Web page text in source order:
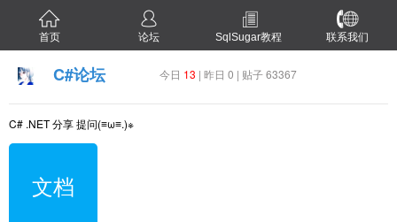
首页 论坛 SqlSugar教程 联系我们
C#论坛 今日 13 | 昨日 0 | 贴子 63367
C# .NET 分享 提问(≡ω≡.)※
文档